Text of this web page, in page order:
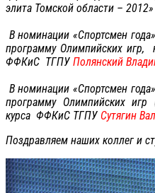
элита Томской области – 2012»
В номинации «Спортсмен
программу Олимпийских игр,
ФФКиС ТГПУ Полянский
В номинации «Спортсмен
программу Олимпийских
курса ФФКиС ТГПУ Сутягин
Поздравляем наших коллег и